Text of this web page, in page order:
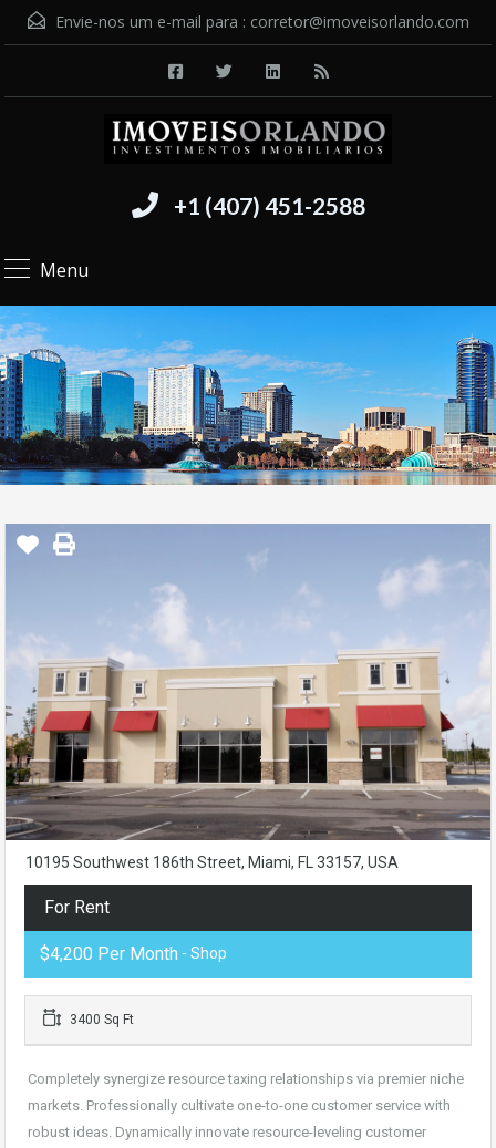
Envie-nos um e-mail para : corretor@imoveisorlando.com
+1 (407) 451-2588
Menu
10195 Southwest 186th Street, Miami, FL 33157, USA
For Rent
$4,200 Per Month - Shop
3400 Sq Ft
Completely synergize resource taxing relationships via premier niche
markets. Professionally cultivate one-to-one customer service with
robust ideas. Dynamically innovate resource-leveling customer